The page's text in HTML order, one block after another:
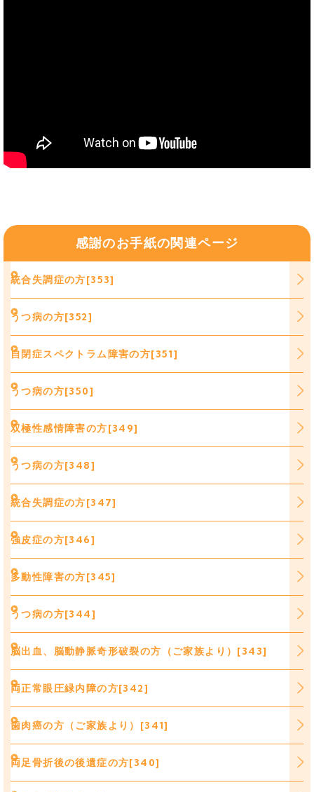
感謝のお手紙の関連ページ
統合失調症の方[353]
うつ病の方[352]
自閉症スペクトラム障害の方[351]
うつ病の方[350]
双極性感情障害の方[349]
うつ病の方[348]
統合失調症の方[347]
強皮症の方[346]
多動性障害の方[345]
うつ病の方[344]
脳出血、脳動静脈奇形破裂の方（ご家族より）[343]
両正常眼圧緑内障の方[342]
歯肉癌の方（ご家族より）[341]
両足骨折後の後遺症の方[340]